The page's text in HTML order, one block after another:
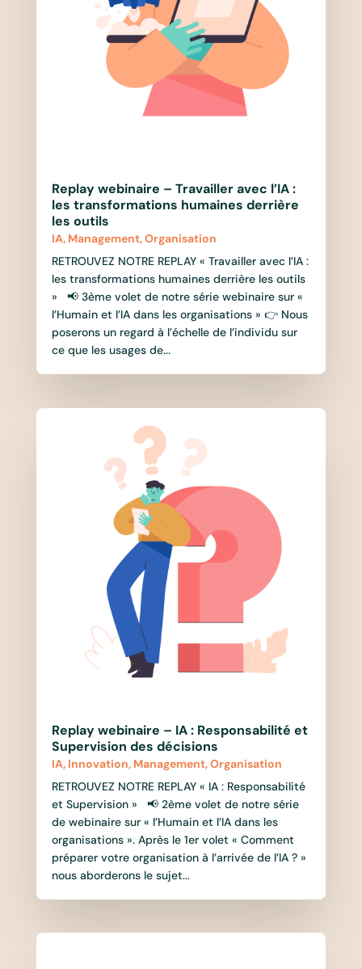
Replay webinaire – Travailler avec l’IA :
les transformations humaines derrière
les outils
IA, Management,Organisation
RETROUVEZ NOTRE REPLAY « Travailler avec l’IA :
les transformations humaines derrière les outils
» 📢 3ème volet de notre série webinaire sur «
l’Humain et l’IA dans les organisations » 👉 Nous
poserons un regard à l’échelle de l’individu sur
ce que les usages de...
Replay webinaire – IA : Responsabilité et
Supervision des décisions
IA, Innovation, Management,Organisation
RETROUVEZ NOTRE REPLAY « IA : Responsabilité
et Supervision » 📢 2ème volet de notre série
de webinaire sur « l’Humain et l’IA dans les
organisations ». Après le 1er volet « Comment
préparer votre organisation à l’arrivée de l’IA ? »
nous aborderons le sujet...